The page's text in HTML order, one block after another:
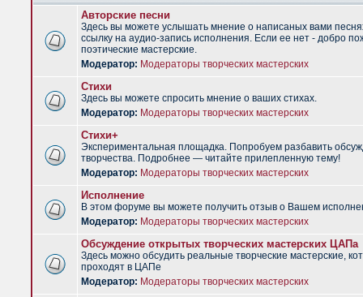
Авторские песни
Здесь вы можете услышать мнение о написаных вами
ссылку на аудио-запись исполнения. Если ее нет - добро
поэтические мастерские.
Модератор: Модераторы творческих мастерских
Стихи
Здесь вы можете спросить мнение о ваших стихах.
Модератор: Модераторы творческих мастерских
Стихи+
Экспериментальная площадка. Попробуем разбавить
творчества. Подробнее — читайте прилепленную тему!
Модератор: Модераторы творческих мастерских
Исполнение
В этом форуме вы можете получить отзыв о Вашем
Модератор: Модераторы творческих мастерских
Обсуждение открытых творческих мастерских ЦАПа
Здесь можно обсудить реальные творческие мастерские,
проходят в ЦАПе
Модератор: Модераторы творческих мастерских